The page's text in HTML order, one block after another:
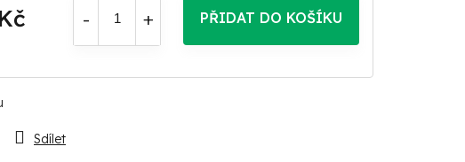
PŘIDAT DO KOŠÍKU
Sdílet